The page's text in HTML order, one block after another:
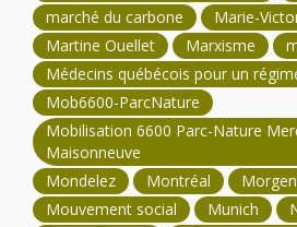
marché du carbone
Marie-
Martine Ouellet
Marxisme
Médecins québécois pour un
Mob6600-ParcNature
Mobilisation 6600 Parc-Nature
Maisonneuve
Mondelez
Montréal
Mouvement social
Munich